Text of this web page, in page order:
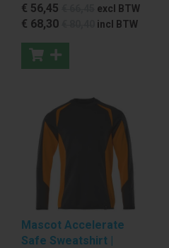
€ 56,45 excl BTW
€ 68,30 incl BTW
Mascot Accelerate
Safe Sweatshirt |